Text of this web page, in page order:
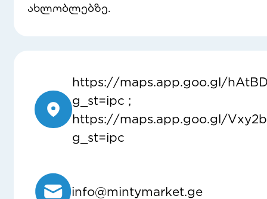
ახლობლებზე.
https://maps.app.goo.gl/
g_st=ipc ;
https://maps.app.goo.gl/
g_st=ipc
info@mintymarket.ge